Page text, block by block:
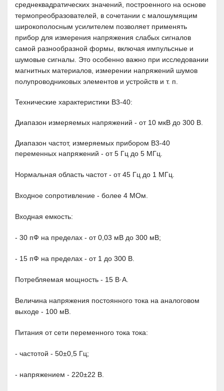
среднеквадратических значений, построенного на основе
термопреобразователей, в сочетании с малошумящим
широкополосным усилителем позволяет применять
прибор для измерения напряжения слабых сигналов
самой разнообразной формы, включая импульсные и
шумовые сигналы. Это особенно важно при исследовании
магнитных материалов, измерении напряжений шумов
полупроводниковых элементов и устройств и т. п.
Технические характеристики В3-40:
Диапазон измеряемых напряжений - от 10 мкВ до 300 В
Диапазон частот, измеряемых прибором В3-40
переменных напряжений - от 5 Гц до 5 МГц.
Нормальная область частот - от 45 Гц до 1 МГц.
Входное сопротивление - более 4 МОм.
Входная емкость:
- 30 пФ на пределах - от 0,03 мВ до 300 мВ;
- 15 пФ на пределах - от 1 до 300 В.
Потребляемая мощность - 15 В·А.
Величина напряжения постоянного тока на аналоговом
выходе - 100 мВ.
Питания от сети переменного тока тока:
- частотой - 50±0,5 Гц;
- напряжением - 220±22 В.